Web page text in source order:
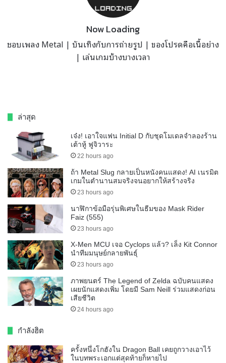
Now Loading
ชอบเพลง Metal | บันเทิงกับการถ่ายรูป | ของโปรดคือเนื้อย่าง
| เล่นเกมบ้างบางเวลา
ล่าสุด
เจ๋ง! เอาใจแฟน Initial D กับชุดโมเดลจำลองร้าน
เต้าหู้ ฟูจิวาระ
22 hours ago
ถ้า Metal Slug กลายเป็นหนังคนแสดง! AI เนรมิต
เกมในตำนานสมจริงจนอยากให้สร้างจริง
23 hours ago
นาฬิกาข้อมือรุ่นพิเศษในธีมของ Mask Rider
Faiz (555)
23 hours ago
X-Men MCU เจอ Cyclops แล้ว? เล็ง Kit Connor
นำทีมมนุษย์กลายพันธุ์
23 hours ago
ภาพยนตร์ The Legend of Zelda ฉบับคนแสดง
เผยนักแสดงเพิ่ม โดยมี Sam Neill ร่วมแสดงก่อน
เสียชีวิต
24 hours ago
กำลังฮิต
ครั้งหนึ่งโกฮังใน Dragon Ball เคยถูกวางเอาไว้
ในบทพระเอกแต่สุดท้ายก็หายไป